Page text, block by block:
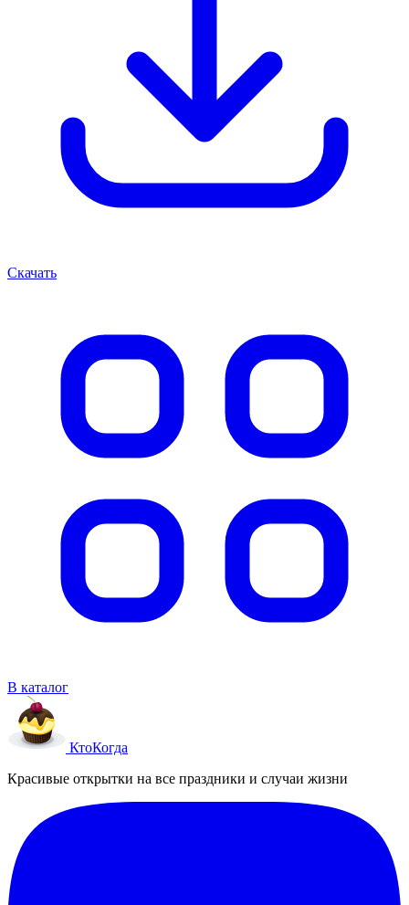
Скачать
В каталог
КтоКогда
Красивые открытки на все праздники и случаи жизни